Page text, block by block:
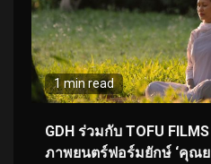
1 min read
GDH ร่วมกับ TOFU
ภาพยนตร์ฟอร์มยักษ์ ‘คุณย